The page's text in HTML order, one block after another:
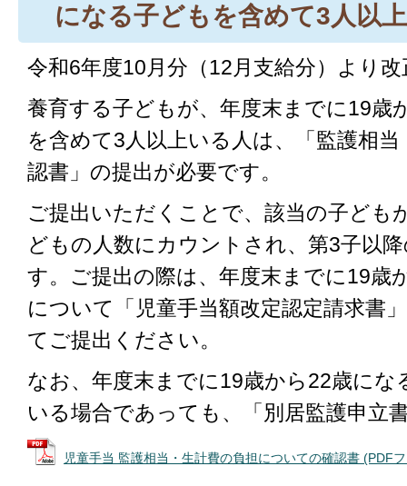
になる子どもを含めて3人以
令和6年度10月分（12月支給分）より改
養育する子どもが、年度末までに19歳
を含めて3人以上いる人は、「監護相
認書」の提出が必要です。
ご提出いただくことで、該当の子ども
どもの人数にカウントされ、第3子以
す。ご提出の際は、年度末までに19歳
について「児童手当額改定認定請求書
てご提出ください。
なお、年度末までに19歳から22歳にな
いる場合であっても、「別居監護申立
児童手当 監護相当・生計費の負担についての確認書 (PDF